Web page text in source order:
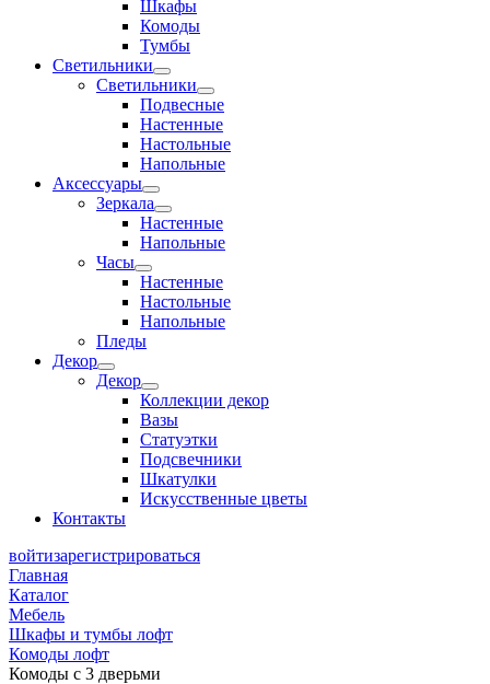
Шкафы
Комоды
Тумбы
Светильники
Светильники
Подвесные
Настенные
Настольные
Напольные
Аксессуары
Зеркала
Настенные
Напольные
Часы
Настенные
Настольные
Напольные
Пледы
Декор
Декор
Коллекции декор
Вазы
Статуэтки
Подсвечники
Шкатулки
Искусственные цветы
Контакты
войтизарегистрироваться
Главная
Каталог
Мебель
Шкафы и тумбы лофт
Комоды лофт
Комоды с 3 дверьми